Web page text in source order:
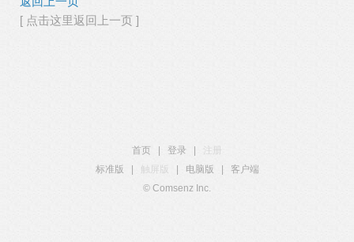
[ 点击这里返回上一页 ]
首页 登录
注册
标准版
触屏版 电脑版
客户端
© Comsenz Inc.